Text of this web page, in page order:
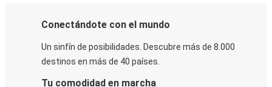
Conectándote con el mundo
Un sinfín de posibilidades. Descubre más de 8.000
destinos en más de 40 países.
Tu comodidad en marcha